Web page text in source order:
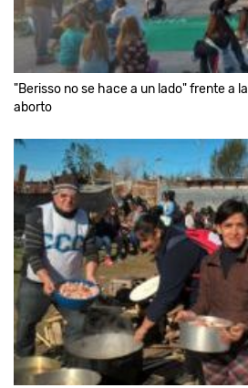
"Berisso no se hace a un lado" frente a
aborto